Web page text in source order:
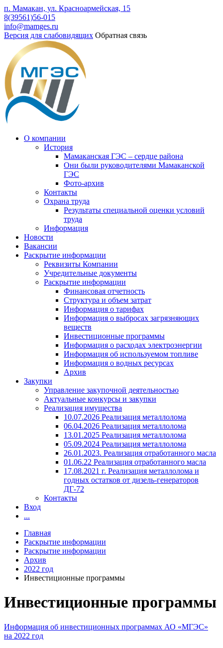
п. Мамакан, ул. Красноармейская, 15
8(39561)56-015
info@mamges.ru
Версия для слабовидящих Обратная связь
О компании
История
Мамаканская ГЭС – сердце района
Они были руководителями Мамаканской
ГЭС
Фото-архив
Контакты
Охрана труда
Результаты специальной оценки условий
труда
Информация
Новости
Вакансии
Раскрытие информации
Реквизиты Компании
Учредительные документы
Раскрытие информации
Финансовая отчетность
Структура и объем затрат
Информация о тарифах
Информация о выбросах загрязняющих
веществ
Инвестиционные программы
Информация о расходах электроэнергии
Информация об используемом топливе
Информация о водных ресурсах
Архив
Закупки
Управление закупочной деятельностью
Актуальные конкурсы и закупки
Реализация имущества
10.07.2026 Реализация металлолома
06.04.2026 Реализация металлолома
13.01.2025 Реализация металлолома
05.09.2024 Реализация металлолома
26.01.2023. Реализация отработанного масла
01.06.22 Реализация отработанного масла
17.08.2021 г. Реализация металлолома и
годных остатков от дизель-генераторов
ДГ-72
Контакты
Вход
...
Главная
Раскрытие информации
Раскрытие информации
Архив
2022 год
Инвестиционные программы
Инвестиционные программы
Информация об инвестиционных программах АО «МГЭС»
на 2022 год